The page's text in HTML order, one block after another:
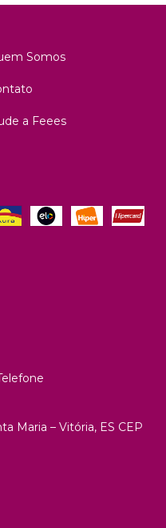
Somos
a Feees
Maria – Vitória, ES CEP